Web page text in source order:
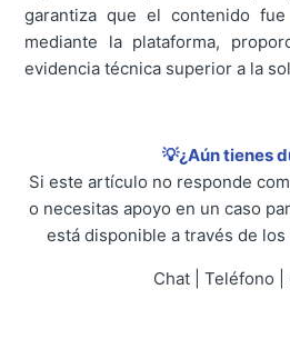
garantiza que el contenido
mediante la plataforma,
evidencia técnica superior a la
💡¿Aún tienes
Si este artículo no responde
o necesitas apoyo en un caso
está disponible a través de
Chat | Teléfono |